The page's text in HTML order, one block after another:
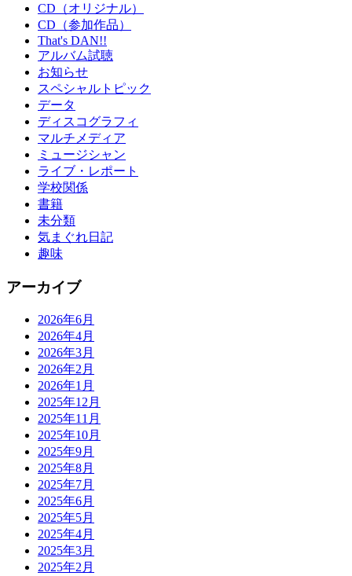
CD（オリジナル）
CD（参加作品）
That's DAN!!
アルバム試聴
お知らせ
スペシャルトピック
データ
ディスコグラフィ
マルチメディア
ミュージシャン
ライブ・レポート
学校関係
書籍
未分類
気まぐれ日記
趣味
アーカイブ
2026年6月
2026年4月
2026年3月
2026年2月
2026年1月
2025年12月
2025年11月
2025年10月
2025年9月
2025年8月
2025年7月
2025年6月
2025年5月
2025年4月
2025年3月
2025年2月